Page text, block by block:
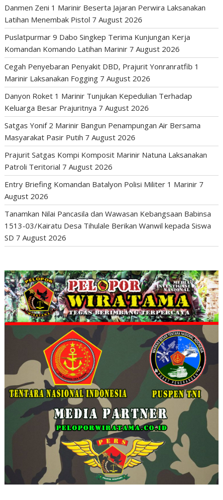
Danmen Zeni 1 Marinir Beserta Jajaran Perwira Laksanakan
Latihan Menembak Pistol 7 August 2026
Puslatpurmar 9 Dabo Singkep Terima Kunjungan Kerja
Komandan Komando Latihan Marinir 7 August 2026
Cegah Penyebaran Penyakit DBD, Prajurit Yonranratfib 1
Marinir Laksanakan Fogging 7 August 2026
Danyon Roket 1 Marinir Tunjukan Kepedulian Terhadap
Keluarga Besar Prajuritnya 7 August 2026
Satgas Yonif 2 Marinir Bangun Penampungan Air Bersama
Masyarakat Pasir Putih 7 August 2026
Prajurit Satgas Kompi Komposit Marinir Natuna Laksanakan
Patroli Teritorial 7 August 2026
Entry Briefing Komandan Batalyon Polisi Militer 1 Marinir 7
August 2026
Tanamkan Nilai Pancasila dan Wawasan Kebangsaan Babinsa
1513-03/Kairatu Desa Tihulale Berikan Wanwil kepada Siswa
SD 7 August 2026